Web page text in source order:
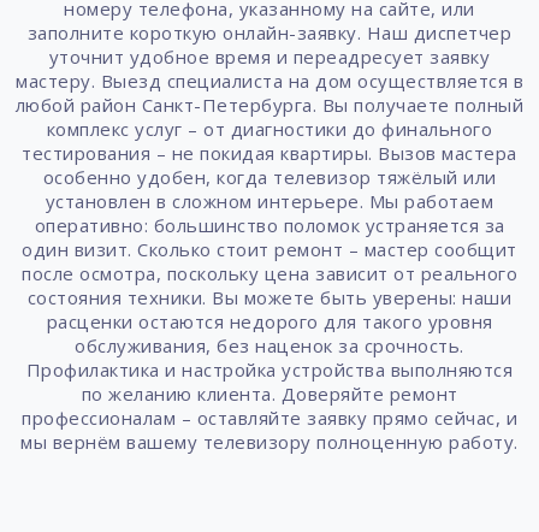
номеру телефона, указанному на сайте, или
заполните короткую онлайн-заявку. Наш диспетчер
уточнит удобное время и переадресует заявку
мастеру. Выезд специалиста на дом осуществляется в
любой район Санкт-Петербурга. Вы получаете полный
комплекс услуг – от диагностики до финального
тестирования – не покидая квартиры. Вызов мастера
особенно удобен, когда телевизор тяжёлый или
установлен в сложном интерьере. Мы работаем
оперативно: большинство поломок устраняется за
один визит. Сколько стоит ремонт – мастер сообщит
после осмотра, поскольку цена зависит от реального
состояния техники. Вы можете быть уверены: наши
расценки остаются недорого для такого уровня
обслуживания, без наценок за срочность.
Профилактика и настройка устройства выполняются
по желанию клиента. Доверяйте ремонт
профессионалам – оставляйте заявку прямо сейчас, и
мы вернём вашему телевизору полноценную работу.